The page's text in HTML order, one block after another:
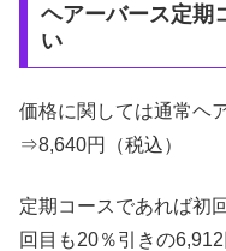
ヘアーバース定期
い
価格に関しては通常ヘ
⇒8,640円（税込）
定期コースであれば初
回目も20％引きの